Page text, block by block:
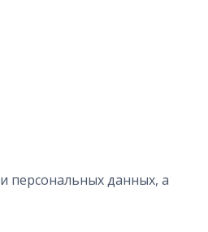
персональных данных, а